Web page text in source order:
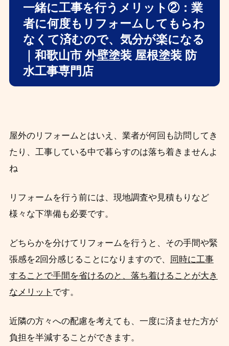
一緒に工事を行うメリット②：業
者に何度もリフォームしてもらわ
なくて済むので、気分が楽になる
｜和歌山市 外壁塗装 屋根塗装 防
水工事専門店
屋外のリフォームとはいえ、業者が何回も訪問してき
たり、工事している中で暮らすのは落ち着きませんよ
ね
リフォームを行う前には、現地調査や見積もりなど
様々な下準備も必要です。
どちらかを分けてリフォームを行うと、その手間や緊
張感を2回分感じることになりますので、
同時に工事
することで手間を省けるのと、落ち着けることが大き
なメリット です。
近隣の方々への配慮を考えても、一度に済ませた方が
負担を半減することができます。